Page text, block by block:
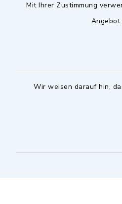
Mit Ihrer Zustimmung
Wir weisen darauf hin,
09102 9958-0
09102 9958-111
Notfallnummer
0151 57140232